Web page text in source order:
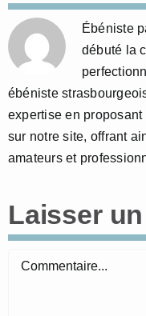
Ébéniste
débuté la
ébéniste
expertise en
sur notre site, offrant
amateurs et
Laisser
Commentaire